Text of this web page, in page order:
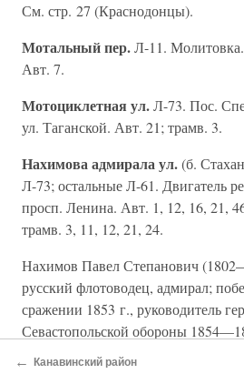
См. стр. 27 (Краснодонцы).
Мотальный пер.Л-11.
Авт. 7.
Мотоциклетная ул.Л-73. Пос.
ул. Таганской. Авт. 21; трамв. 3.
Нахимова адмирала ул.(б.
Л-73; остальные Л-61. Двигатель
просп. Ленина. Авт. 1, 12, 16, 21,
трамв. 3, 11, 12, 21, 24.
Нахимов Павел Степанович
русский флотоводец, адмирал;
сражении 1853 г., руководитель
Севастопольской обороны
Национальная ул.
К-10. Пос.
← Канавинский район